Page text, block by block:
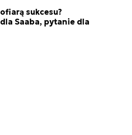
sukcesu?
Saaba, pytanie dla